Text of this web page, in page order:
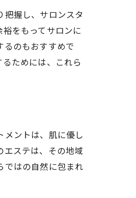
把握し、サロンスタ
をもってサロンに
るのもおすすめで
ためには、これら
メントは、肌に優し
エステは、その地域
ではの自然に包まれ